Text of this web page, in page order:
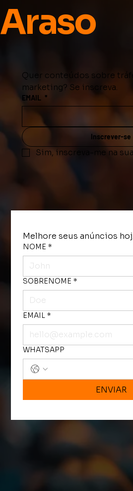
Araso
Quer conteúdos sobre
marketing? Se inscreva.
EMAIL *
Inscrever-se
Sim, inscreva-me na
NOME *
SOBRENOME *
EMAIL *
WHATSAPP
ENVIAR